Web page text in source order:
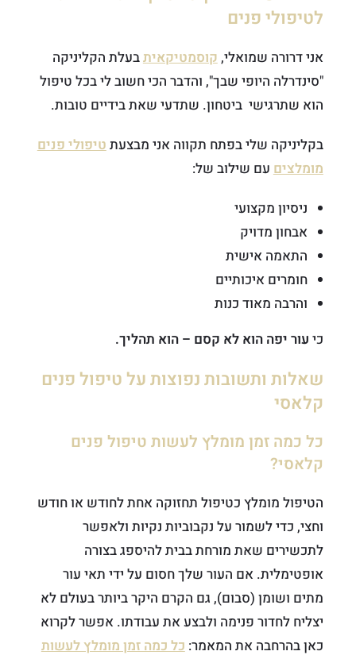
לטיפולי פנים
אני דרורה שמואלי,קוסמטיקאיתבעלת הקליניקה
"סינדרלה היופי שבך", והדבר הכי חשוב לי בכל טיפול
הוא שתרגישי ביטחון. שתדעי שאת בידיים טובות.
בקליניקה שלי בפתח תקווה אני מבצעתטיפולי פנים
מומלצים עם שילוב של:
ניסיון מקצועי
אבחון מדויק
התאמה אישית
חומרים איכותיים
והרבה מאוד כנות
כי עור יפה הוא לא קסם – הוא תהליך.
שאלות ותשובות נפוצות על טיפול פנים
קלאסי
כל כמה זמן מומלץ לעשות טיפול פנים
קלאסי?
הטיפול מומלץ כטיפול תחזוקה אחת לחודש או חודש
וחצי, כדי לשמור על נקבוביות נקיות ולאפשר
לתכשירים שאת מורחת בבית להיספג בצורה
אופטימלית. אם העור שלך חסום על ידי תאי עור
מתים ושומן (סבום), גם הקרם היקר ביותר בעולם לא
יצליח לחדור פנימה ולבצע את עבודתו. אפשר לקרוא
כאן בהרחבה את המאמר:כל כמה זמן מומלץ לעשות